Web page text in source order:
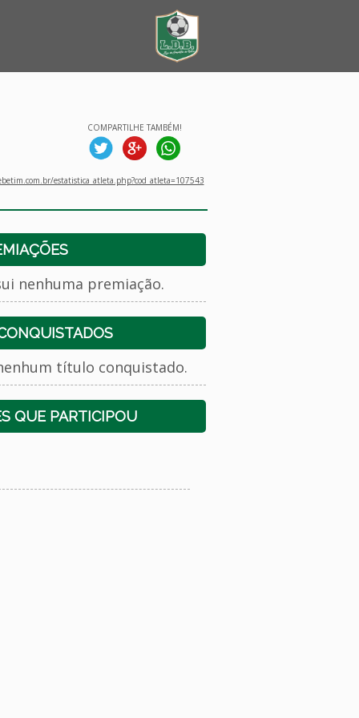
COMPARTILHE TAMBÉM!
estatistica_atleta.php?cod_atleta=107543
nenhuma premiação.
título conquistado.
QUE PARTICIPOU